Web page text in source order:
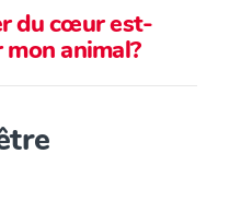
du cœur est-
animal?